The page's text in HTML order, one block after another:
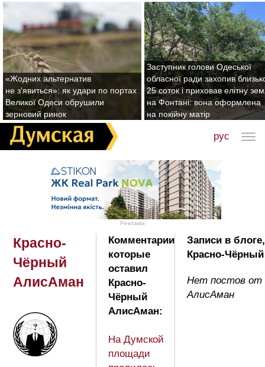
«Жодних альтернатив
не з'явиться»: як удари по портах
Великої Одеси обрушили
зерновий ринок
Заступник голови Одеської
обласної ради захопив
25 соток і приховав елітну
на Фонтані: вона оформлена
на покійну матір
рус
Реклама
Красно-
Чёрный
АлисАман
Комментарии
которые
оставил
Красно-
Чёрный
АлисАман:
На Думской
площади
Записи в
Красно-
Нет постов от
АлисАман